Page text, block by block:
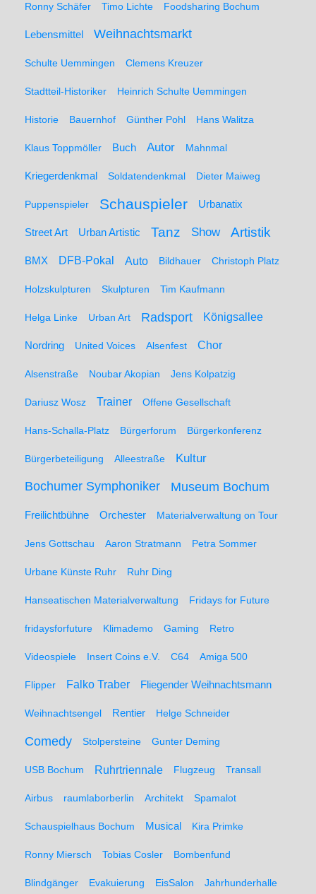
Ronny Schäfer Timo Lichte Foodsharing Bochum
Lebensmittel Weihnachtsmarkt
Schulte Uemmingen Clemens Kreuzer
Stadtteil-Historiker Heinrich Schulte Uemmingen
Historie Bauernhof Günther Pohl Hans Walitza
Klaus Toppmöller Buch Autor Mahnmal
Kriegerdenkmal Soldatendenkmal Dieter Maiweg
Puppenspieler Schauspieler Urbanatix
Street Art Urban Artistic Tanz Show Artistik
BMX DFB-Pokal Auto Bildhauer Christoph Platz
Holzskulpturen Skulpturen Tim Kaufmann
Helga Linke Urban Art Radsport Königsallee
Nordring United Voices Alsenfest Chor
Alsenstraße Noubar Akopian Jens Kolpatzig
Dariusz Wosz Trainer Offene Gesellschaft
Hans-Schalla-Platz Bürgerforum Bürgerkonferenz
Bürgerbeteiligung Alleestraße Kultur
Bochumer Symphoniker Museum Bochum
Freilichtbühne Orchester Materialverwaltung on Tour
Jens Gottschau Aaron Stratmann Petra Sommer
Urbane Künste Ruhr Ruhr Ding
Hanseatischen Materialverwaltung Fridays for Future
fridaysforfuture Klimademo Gaming Retro
Videospiele Insert Coins e.V. C64 Amiga 500
Flipper Falko Traber Fliegender Weihnachtsmann
Weihnachtsengel Rentier Helge Schneider
Comedy Stolpersteine Gunter Deming
USB Bochum Ruhrtriennale Flugzeug Transall
Airbus raumlaborberlin Architekt Spamalot
Schauspielhaus Bochum Musical Kira Primke
Ronny Miersch Tobias Cosler Bombenfund
Blindgänger Evakuierung EisSalon Jahrhunderhalle